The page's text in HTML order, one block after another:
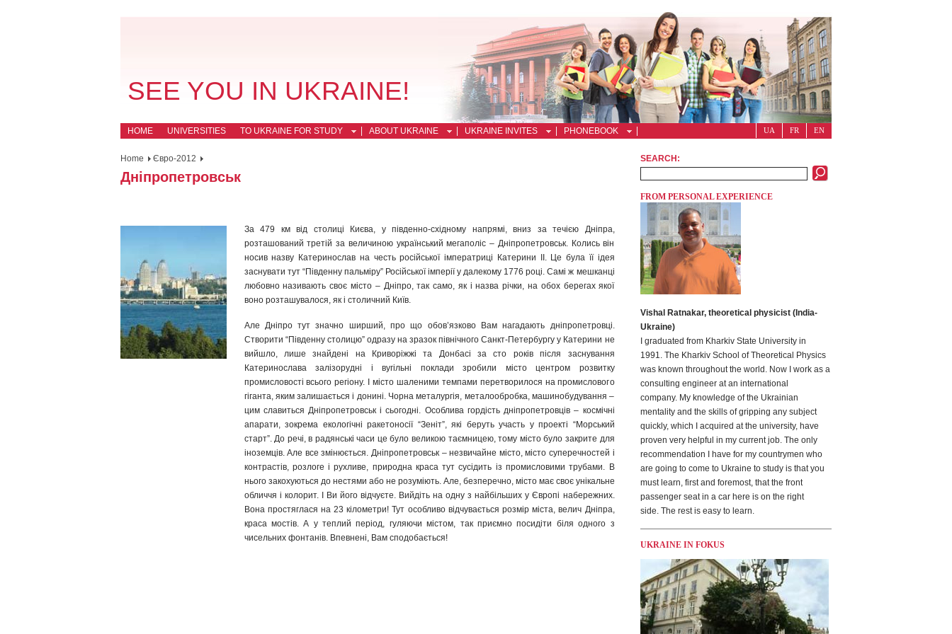
SEE YOU IN UKRAINE!
HOME UNIVERSITIES TO UKRAINE FOR STUDY ABOUT UKRAINE UKRAINE INVITES PHONEBOOK EN
FR
UA
Home Євро-2012
Дніпропетровськ
За 479 км від столиці Києва, у південно-східному напрямі, вниз за течією Дніпра,
розташований третій за величиною український мегаполіс – Дніпропетровськ. Колись він
носив назву Катеринослав на честь російської імператриці Катерини ІІ. Це була її ідея
заснувати тут “Південну пальміру” Російської імперії у далекому 1776 році. Самі ж мешканці
любовно називають своє місто – Дніпро, так само, як і назва річки, на обох берегах якої
воно розташувалося, як і столичний Київ.
Але Дніпро тут значно ширший, про що обов’язково Вам нагадають дніпропетровці.
Створити “Південну столицю” одразу на зразок північного Санкт-Петербургу у Катерини не
вийшло, лише знайдені на Криворіжжі та Донбасі за сто років після заснування
Катеринослава залізорудні і вугільні поклади зробили місто центром розвитку
промисловості всього регіону. І місто шаленими темпами перетворилося на промислового
гіганта, яким залишається і донині. Чорна металургія, металообробка, машинобудування –
цим славиться Дніпропетровськ і сьогодні. Особлива гордість дніпропетровців – космічні
апарати, зокрема екологічні ракетоносії “Зеніт”, які беруть участь у проекті “Морський
старт”. До речі, в радянські часи це було великою таємницею, тому місто було закрите для
іноземців. Але все змінюється. Дніпропетровськ – незвичайне місто, місто суперечностей і
контрастів, розлоге і рухливе, природна краса тут сусідить із промисловими трубами. В
нього закохуються до нестями або не розуміють. Але, безперечно, місто має своє унікальне
обличчя і колорит. І Ви його відчуєте. Вийдіть на одну з найбільших у Європі набережних.
Вона простяглася на 23 кілометри! Тут особливо відчувається розмір міста, велич Дніпра,
краса мостів. А у теплий період, гуляючи містом, так приємно посидіти біля одного з
чисельних фонтанів. Впевнені, Вам сподобається!
SEARCH:
FROM PERSONAL EXPERIENCE
Vishal Ratnakar, theoretical physicist (India-
Ukraine)
I graduated from Kharkiv State University in
1991. The Kharkiv School of Theoretical Physics
was known throughout the world. Now I work as a
consulting engineer at an international
company. My knowledge of the Ukrainian
mentality and the skills of gripping any subject
quickly, which I acquired at the university, have
proven very helpful in my current job. The only
recommendation I have for my countrymen who
are going to come to Ukraine to study is that you
must learn, first and foremost, that the front
passenger seat in a car here is on the right
side. The rest is easy to learn.
UKRAINE IN FOKUS